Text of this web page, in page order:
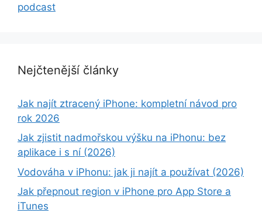
podcast
Nejčtenější články
Jak najít ztracený iPhone: kompletní návod pro
rok 2026
Jak zjistit nadmořskou výšku na iPhonu: bez
aplikace i s ní (2026)
Vodováha v iPhonu: jak ji najít a používat (2026)
Jak přepnout region v iPhone pro App Store a
iTunes